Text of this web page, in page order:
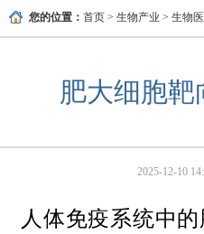
您的位置： 首页 > 生物产业 > 生物
肥大细胞
2025-12-10
人体免疫系统中